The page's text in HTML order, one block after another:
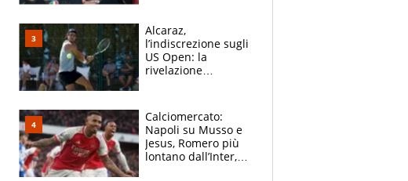
e vota Aprilia
Alcaraz,
l’indiscrezione sugli
US Open: la
rivelazione
B. Rune verso la
rinuncia
Calciomercato:
Napoli su Musso e
Jesus, Romero più
lontano dall’Inter,